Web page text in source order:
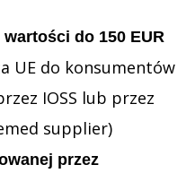
do 150 EUR
UE do konsumentów
IOSS lub przez
supplier)
przez